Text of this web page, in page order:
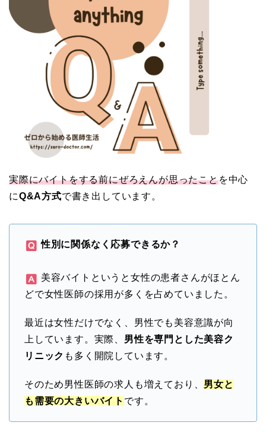
実際にバイトをする前にぜろえんが思ったことを中心
にQ&A方式で書き出しています。
性別に関係なく応募できるか？
美容バイトというと女性の患者さんがほとん
どで女性医師の採用が多くを占めていました。
最近は女性だけでなく、男性でも美容意識が向
上しています。実際、 男性を専門とした美容ク
リニック も多く開院しています。
そのため男性医師の求人も増えており、 男女と
も需要の大きいバイト です。